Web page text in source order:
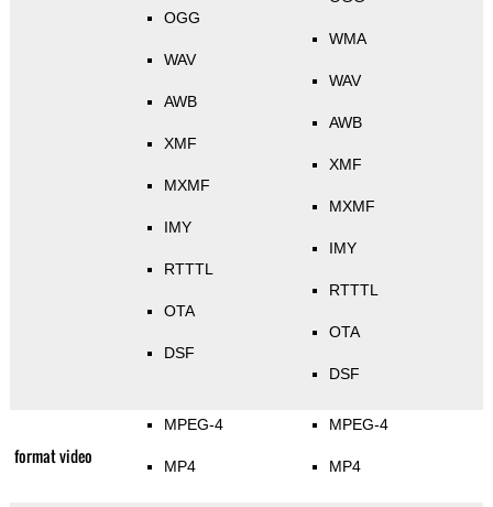
OGG
WAV
AWB
XMF
MXMF
IMY
RTTTL
OTA
DSF
WMA
WAV
AWB
XMF
MXMF
IMY
RTTTL
OTA
DSF
format video
MPEG-4
MP4
MPEG-4
MP4